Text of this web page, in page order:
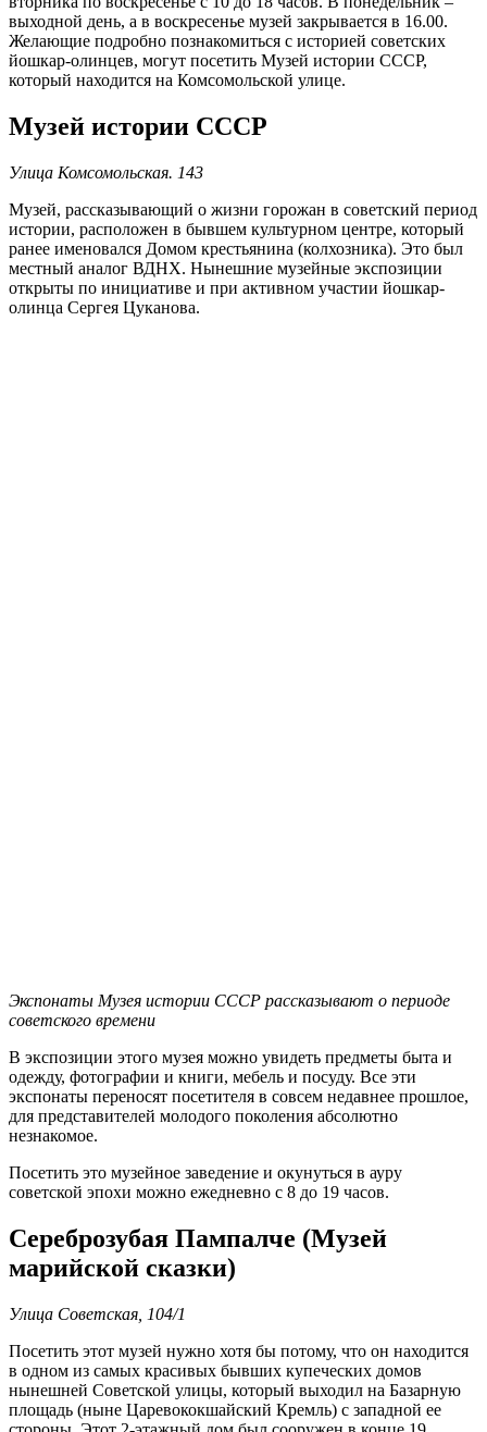
выходной день, а в воскресенье музей закрывается в 16.00.
Желающие подробно познакомиться с историей советских
йошкар-олинцев, могут посетить Музей истории СССР,
который находится на Комсомольской улице.
Музей истории СССР
Улица Комсомольская. 143
Музей, рассказывающий о жизни горожан в советский период
истории, расположен в бывшем культурном центре, который
ранее именовался Домом крестьянина (колхозника). Это был
местный аналог ВДНХ. Нынешние музейные экспозиции
открыты по инициативе и при активном участии йошкар-
олинца Сергея Цуканова.
Экспонаты Музея истории СССР рассказывают о периоде
советского времени
В экспозиции этого музея можно увидеть предметы быта и
одежду, фотографии и книги, мебель и посуду. Все эти
экспонаты переносят посетителя в совсем недавнее прошлое,
для представителей молодого поколения абсолютно
незнакомое.
Посетить это музейное заведение и окунуться в ауру
советской эпохи можно ежедневно с 8 до 19 часов.
Сереброзубая Пампалче (Музей
марийской сказки)
Улица Советская, 104/1
Посетить этот музей нужно хотя бы потому, что он находится
в одном из самых красивых бывших купеческих домов
нынешней Советской улицы, который выходил на Базарную
площадь (ныне Царевококшайский Кремль) с западной ее